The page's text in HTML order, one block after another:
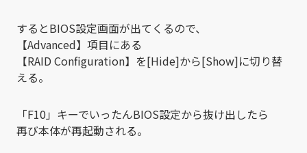
するとBIOS設定画面が出てくるので、
【Advanced】項目にある
【RAID Configuration】を[Hide]から[Show]に切り替
える。
「F10」キーでいったんBIOS設定から抜け出したら
再び本体が再起動される。